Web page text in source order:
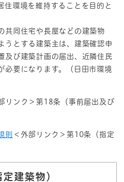
住環境を維持することを目的と
共同住宅や長屋などの建築物
うとする建築主は、建築確認申
及び建築計画の届出、近隣住民
必要になります。（日田市環境
リンク＞ 第18条（事前届出及び
則 ＜外部リンク＞ 第10条（指定
建築物）